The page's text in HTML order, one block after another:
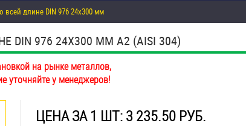
длине DIN 976 24х300 мм
976 24Х300 ММ А2 (AISI 304)
на рынке металлов,
уточняйте у менеджеров!
ЦЕНА ЗА 1 ШТ: 3 235.50 РУБ.